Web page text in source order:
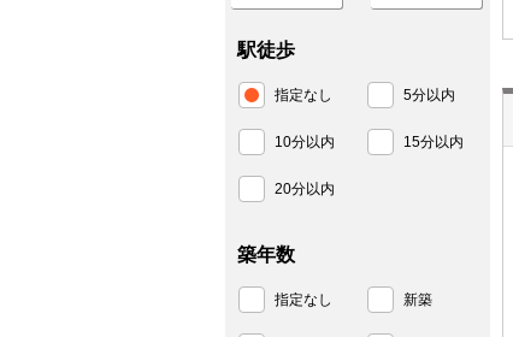
駅徒歩
指定なし 5分以内
10分以内 15分以内
20分以内
築年数
指定なし 新築